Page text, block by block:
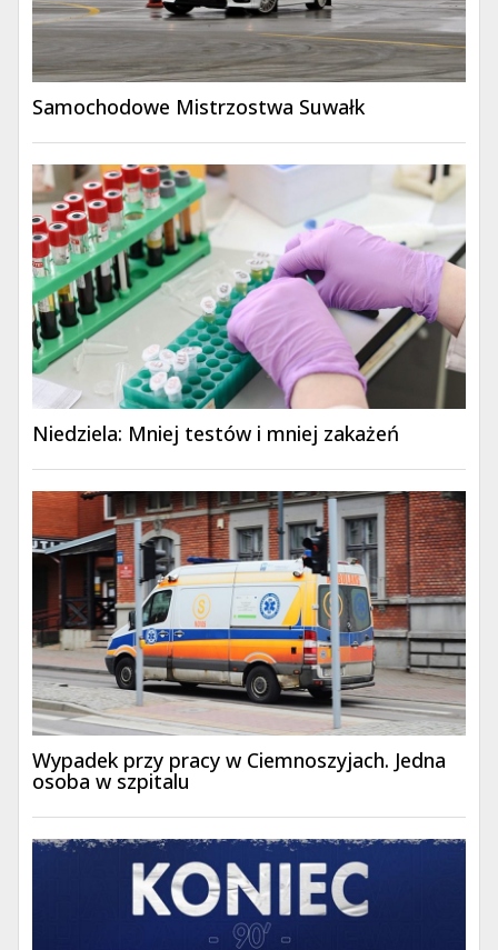
Samochodowe Mistrzostwa Suwałk
Niedziela: Mniej testów i mniej zakażeń
Wypadek przy pracy w Ciemnoszyjach. Jedna
osoba w szpitalu